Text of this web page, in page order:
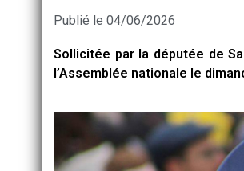
Publié le 04/06/2026
Sollicitée par la députée de
l’Assemblée nationale le